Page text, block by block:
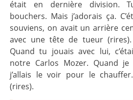
était en dernière division.
bouchers. Mais j’adorais ça.
souviens, on avait un arrière
avec une tête de tueur
Quand tu jouais avec lui,
notre Carlos Mozer. Quand
j’allais le voir pour le
(rires).